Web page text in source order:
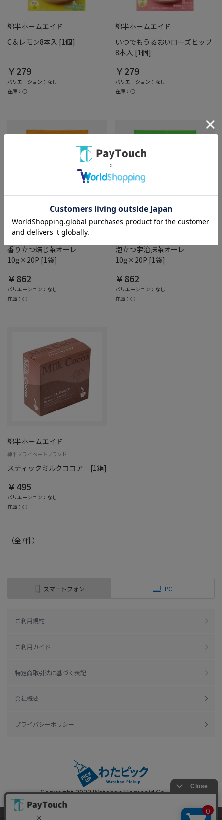
綿半ホームエイド
C＆レモン8本入 [1個]
￥279
バリエーション：なし
在庫：○
綿半ホームエイド
いつでもうるおいローズヒップ
8本入 [1個]
￥279
バリエーション：なし
在庫：○
綿半ホームエイド
香り立つ焙じ茶オーレ
10g×20P [1袋]
￥862
バリエーション：なし
在庫：○
泡立つ宇治抹茶オーレ
10g×20P [1袋]
￥862
バリエーション：なし
在庫：○
綿半ホームエイド
綿半プライベートブランド
スティックミルクココア [1箱]
￥495
バリエーション：なし
在庫：○
（全7件）
スマートフォン PC
ご利用規約
ご利用ガイド
特定商取引法に基づく表記
会社概要
プライバシーポリシー
Copyright 2022Watahan Homeaid Co., Ltd.
Powered by Watahan Partners Co., Ltd.